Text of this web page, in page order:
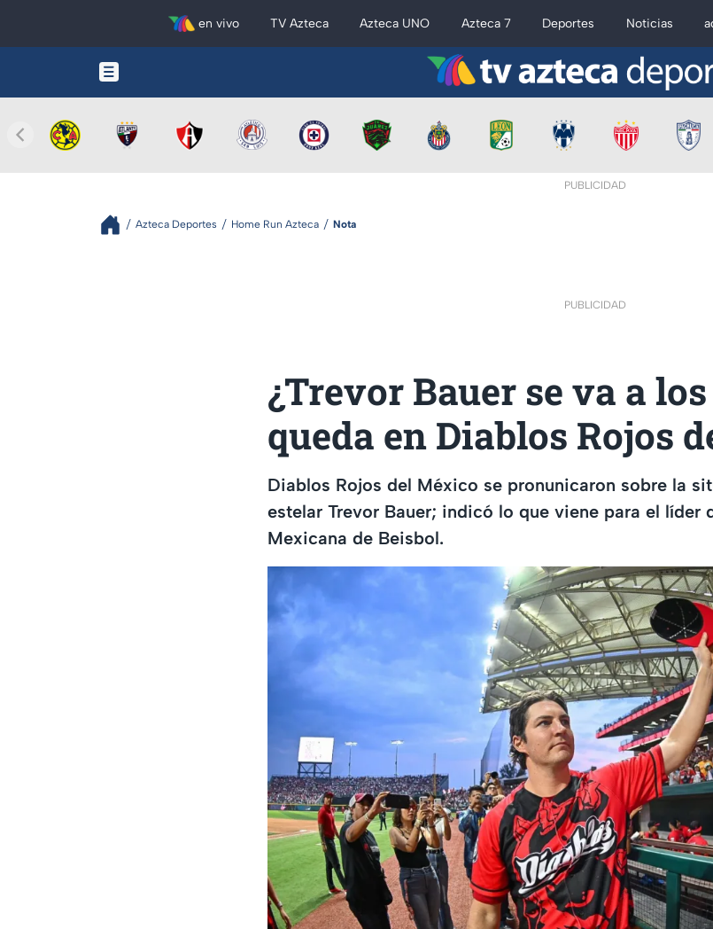
en vivo TV Azteca Azteca UNO Azteca 7 Deportes Noticias
PUBLICIDAD
Azteca Deportes Home Run Azteca Nota
PUBLICIDAD
¿Trevor Bauer se va a
queda en Diablos Rojos
Diablos Rojos del México se pronunicaron sobre la
estelar Trevor Bauer; indicó lo que viene para el líder
Mexicana de Beisbol.